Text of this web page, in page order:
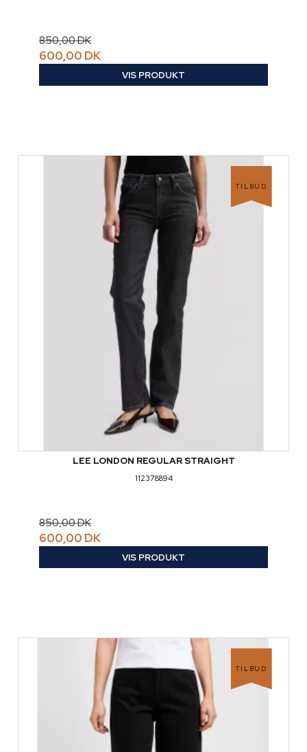
850,00 DK
600,00 DK
VIS PRODUKT
TILBUD
LEE LONDON REGULAR STRAIGHT
112378894
850,00 DK
600,00 DK
VIS PRODUKT
TILBUD